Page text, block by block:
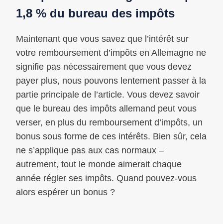
1,8 % du bureau des impôts
Maintenant que vous savez que l’intérêt sur
votre remboursement d’impôts en Allemagne ne
signifie pas nécessairement que vous devez
payer plus, nous pouvons lentement passer à la
partie principale de l’article. Vous devez savoir
que le bureau des impôts allemand peut vous
verser, en plus du remboursement d’impôts, un
bonus sous forme de ces intérêts. Bien sûr, cela
ne s’applique pas aux cas normaux –
autrement, tout le monde aimerait chaque
année régler ses impôts. Quand pouvez-vous
alors espérer un bonus ?